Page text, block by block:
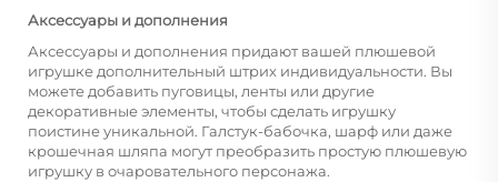
Аксессуары и дополнения
Аксессуары и дополнения придают вашей плюшевой
игрушке дополнительный штрих индивидуальности. Вы
можете добавить пуговицы, ленты или другие
декоративные элементы, чтобы сделать игрушку
поистине уникальной. Галстук-бабочка, шарф или даже
крошечная шляпа могут преобразить простую плюшевую
игрушку в очаровательного персонажа.